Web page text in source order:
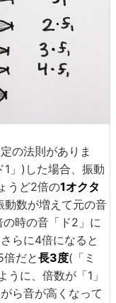
の法則がありま
」)した場合、振動
うど2倍の1オクタ
数が増えて元の音
時の音「ド2」に
らに4倍になると
だと長3度(「ミ
に、倍数が「1」
ら音が高くなって